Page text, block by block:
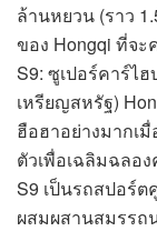
ล้านหยวน (ราว
ของ Hongqi ที่จ
S9: ซูเปอร์คาร์ไ
เหรียญสหรัฐ)
ฮือฮาอย่างมากเมื่
ตัวเพื่อเฉลิมฉลอ
S9 เป็นรถสปอร์ต
ผสมผสานสมรรถ